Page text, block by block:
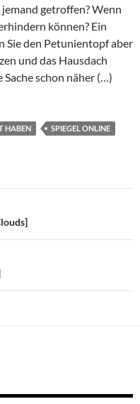
getroffen? Wenn
können? Ein
Sie den Petunientopf aber
und das Hausdach
Sache schon näher (…)
HABEN
SPIEGEL ONLINE